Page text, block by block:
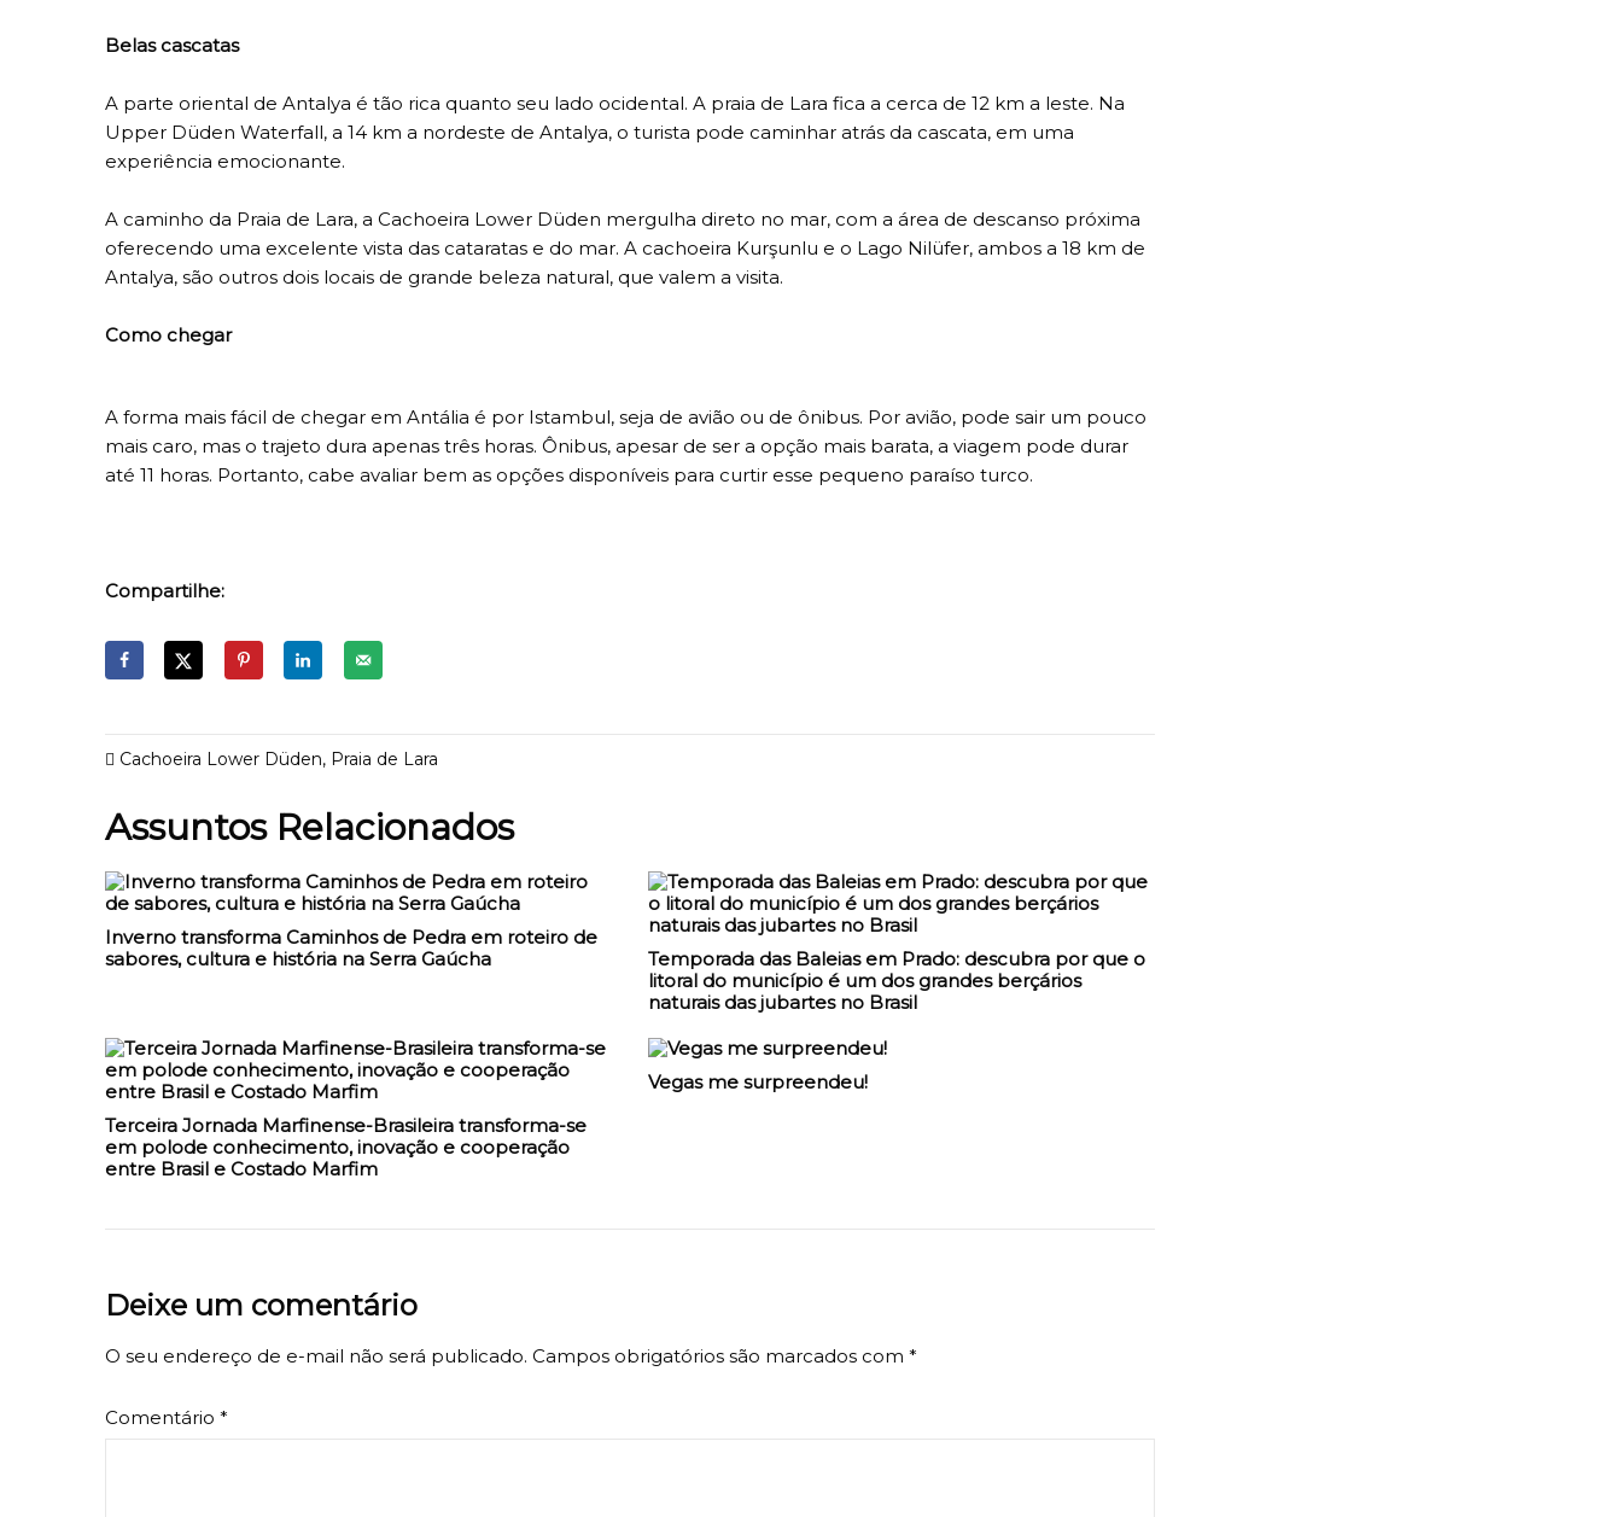
Belas cascatas
A parte oriental de Antalya é tão rica quanto seu lado ocidental. A praia de Lara fica a cerca de 12 km a leste. Na
Upper Düden Waterfall, a 14 km a nordeste de Antalya, o turista pode caminhar atrás da cascata, em uma
experiência emocionante.
A caminho da Praia de Lara, a Cachoeira Lower Düden mergulha direto no mar, com a área de descanso próxima
oferecendo uma excelente vista das cataratas e do mar. A cachoeira Kurşunlu e o Lago Nilüfer, ambos a 18 km de
Antalya, são outros dois locais de grande beleza natural, que valem a visita.
Como chegar
A forma mais fácil de chegar em Antália é por Istambul, seja de avião ou de ônibus. Por avião, pode sair um pouco
mais caro, mas o trajeto dura apenas três horas. Ônibus, apesar de ser a opção mais barata, a viagem pode durar
até 11 horas. Portanto, cabe avaliar bem as opções disponíveis para curtir esse pequeno paraíso turco.
Compartilhe:
Cachoeira Lower Düden, Praia de Lara
Assuntos Relacionados
Inverno transforma Caminhos de Pedra em roteiro de
sabores, cultura e história na Serra Gaúcha
Temporada das Baleias em Prado: descubra por que o
litoral do município é um dos grandes berçários
naturais das jubartes no Brasil
Terceira Jornada Marfinense-Brasileira transforma-se
em polode conhecimento, inovação e cooperação
entre Brasil e Costado Marfim
Vegas me surpreendeu!
Deixe um comentário
O seu endereço de e-mail não será publicado. Campos obrigatórios são marcados com *
Comentário *